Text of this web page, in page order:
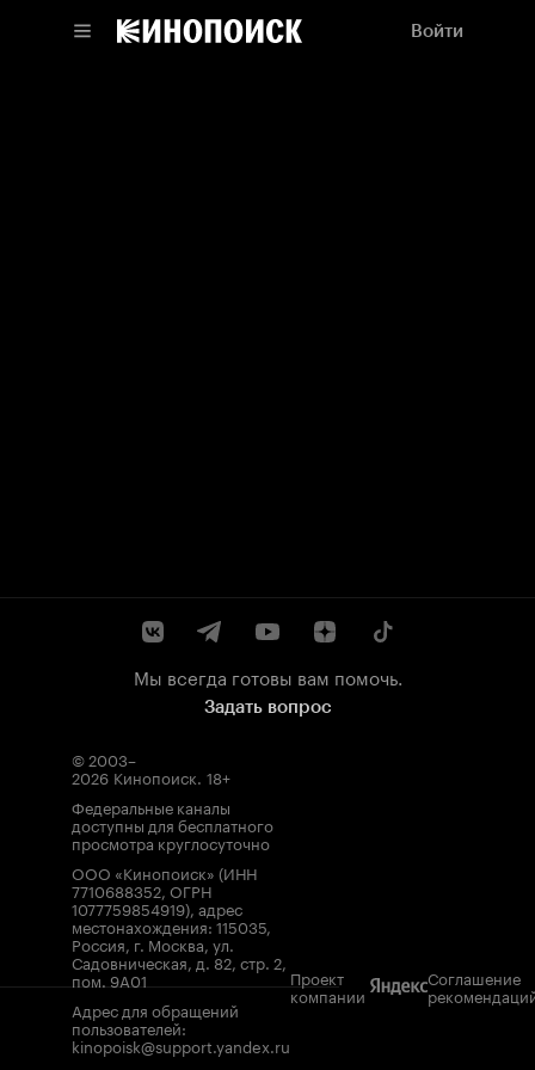
Войти
Мы всегда готовы вам помочь.
Задать вопрос
© 2003–
2026 Кинопоиск. 18+
Федеральные каналы
доступны для бесплатного
просмотра круглосуточно
ООО «Кинопоиск» (ИНН
7710688352, ОГРН
1077759854919), адрес
местонахождения: 115035,
Россия, г. Москва, ул.
Садовническая, д. 82, стр. 2,
пом. 9А01
Адрес для обращений
пользователей:
kinopoisk@support.yandex.ru
Проект
компании
Соглашение